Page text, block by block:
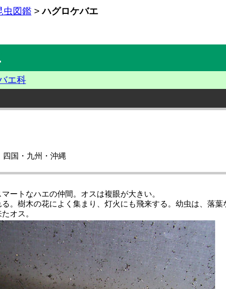
虫図鑑>ハグロケバエ
エ科
国・九州・沖縄
ートなハエの仲間。オスは複眼が大きい。
。樹木の花によく集まり、灯火にも飛来する。幼虫は、落葉
オス。